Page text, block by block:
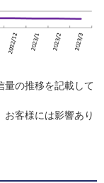
量の推移を記載して
客様には影響あり